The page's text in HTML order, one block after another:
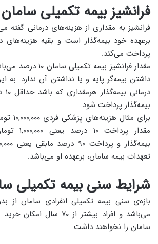
فرانشیز بیمه تکمیلی سامان
فرانشیز به مقداری از هزینه‌های درمانی
برعهده خود بیمه‌گذار است و بقیه هزینه‌های
پرداخت می‌کند.
مقدار فرانشیز بیمه
داشتن بیمه‌گر پایه و یا نداشتن آن ندارد. به
بیمه‌گذار پرداخت شود.
برای
مقدار
تعهدات بیمه سامان، برعهده او می‌باشد.
شرایط سنی بیمه تکمیلی
می‌باشد و افراد بیشتر از ۷۰
سامان را نخواهند داشت.